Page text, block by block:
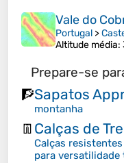
Vale do
Portugal >
Altitude média:
Prepare-se
🧗Sapatos
montanha
👖 Calças de
Calças
para versatilidade